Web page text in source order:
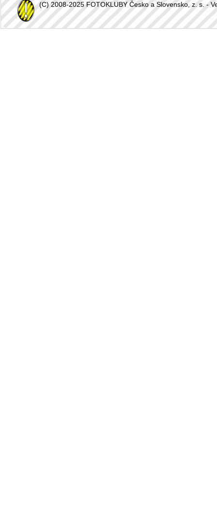
(C) 2008-2025 FOTOKLUBY Česko a Slovensko, z. s. -